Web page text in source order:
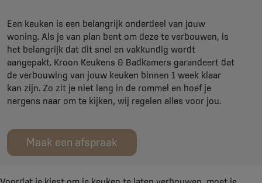
Een keuken is een belangrijk onderdeel van jouw
woning. Als je van plan bent om deze te verbouwen, is
het belangrijk dat dit snel en vakkundig wordt
aangepakt. Kroon Keukens & Badkamers garandeert dat
de verbouwing van jouw keuken binnen 1 week klaar
kan zijn. Zo zit je niet lang in de rommel en hoef je
nergens naar om te kijken, wij regelen alles voor jou.
Maak een afspraak